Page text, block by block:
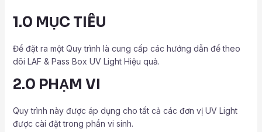
1.0 MỤC TIÊU
Để đặt ra một Quy trình là cung cấp các hướng dẫn để theo
dõi LAF & Pass Box UV Light Hiệu quả.
2.0 PHẠM VI
Quy trình này được áp dụng cho tất cả các đơn vị UV Light
được cài đặt trong phần vi sinh.